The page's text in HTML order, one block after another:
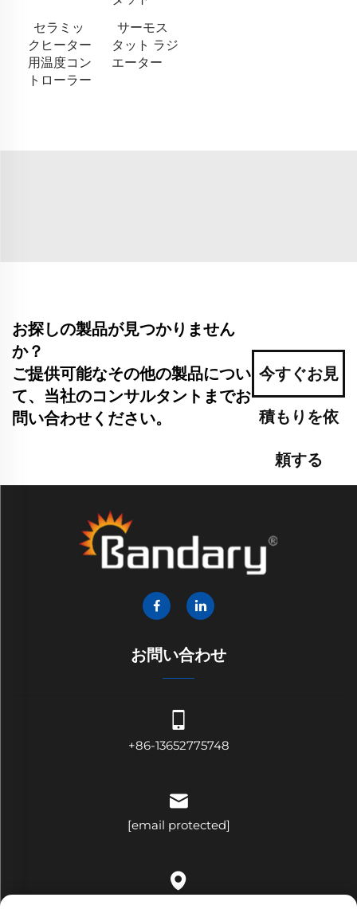
セラミッ
クヒーター
用温度コン
トローラー
サーモス
タット ラジ
エーター
お探しの製品が見つかりません
か？
ご提供可能なその他の製品につい
て、当社のコンサルタントまでお
問い合わせください。
今すぐお見
積もりを依
頼する
お問い合わせ
+86-13652775748
[email protected]